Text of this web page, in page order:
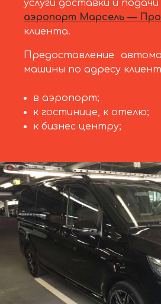
услуги доставки и
аэропорт Марсель —
клиента.
Предоставление
машины по адресу
в аэропорт;
к гостинице, к отелю;
к бизнес центру;